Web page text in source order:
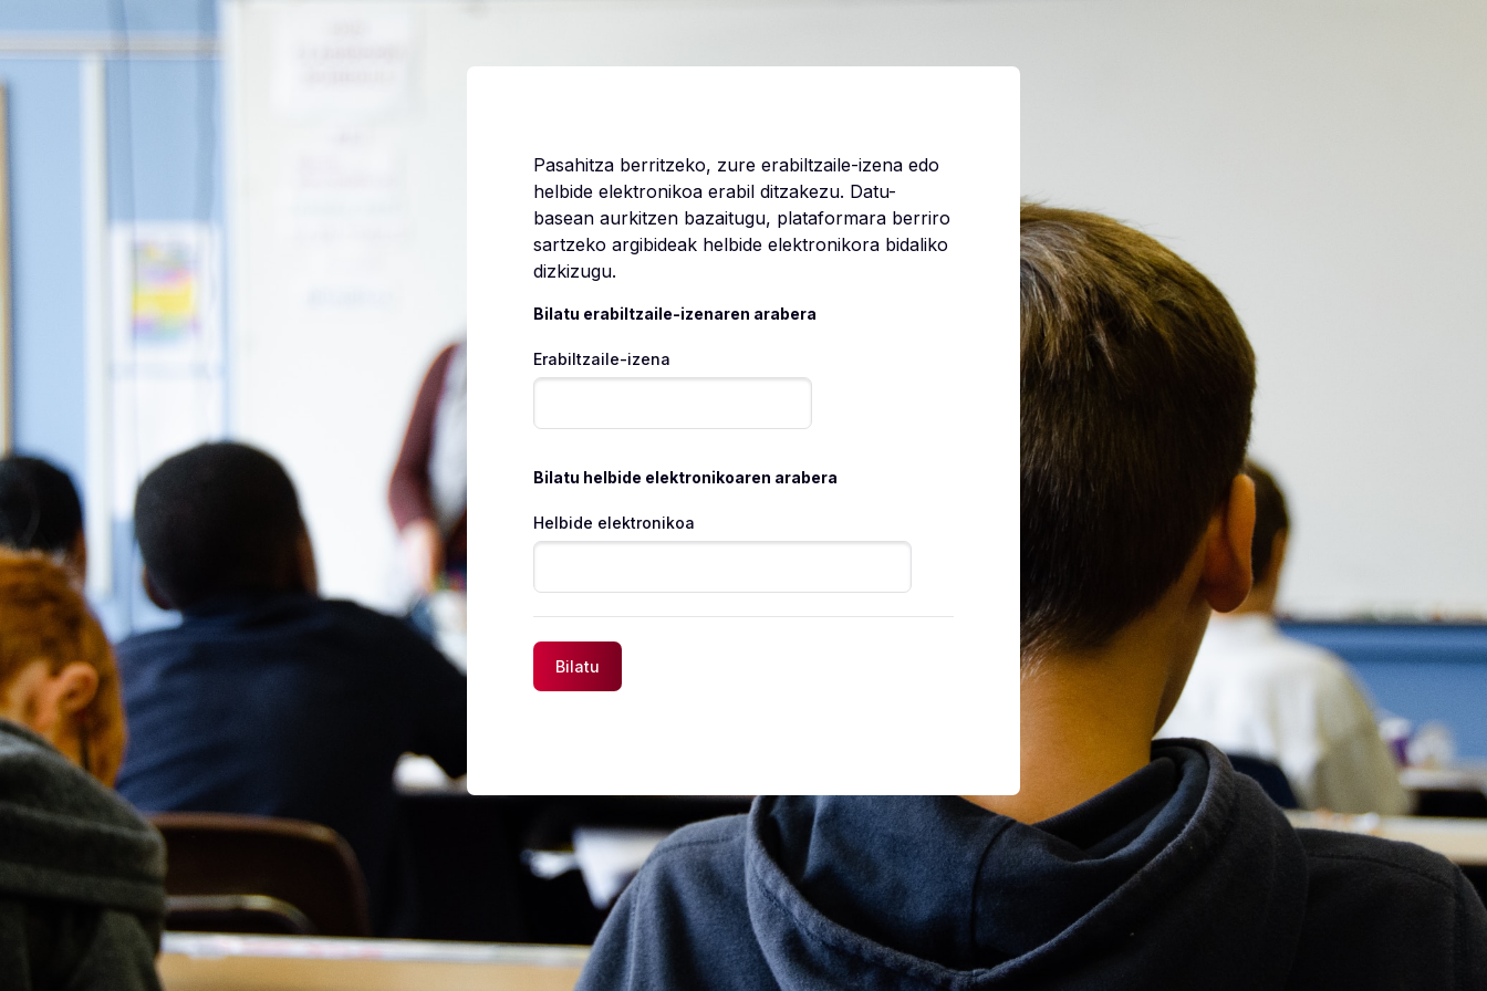
Joan eduki nagusira zuzenean
Pasahitza berritzeko, zure erabiltzaile-izena edo
helbide elektronikoa erabil ditzakezu. Datu-
basean aurkitzen bazaitugu, plataformara berriro
sartzeko argibideak helbide elektronikora bidaliko
dizkizugu.
Bilatu erabiltzaile-izenaren arabera
Erabiltzaile-izena
Bilatu helbide elektronikoaren arabera
Helbide elektronikoa